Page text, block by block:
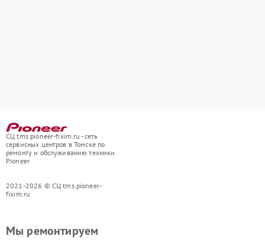
СЦ tms.pioneer-fixim.ru - сеть
сервисных центров в Томске по
ремонту и обслуживанию техники
Pioneer
2021-2026 © СЦ tms.pioneer-
fixim.ru
Мы ремонтируем